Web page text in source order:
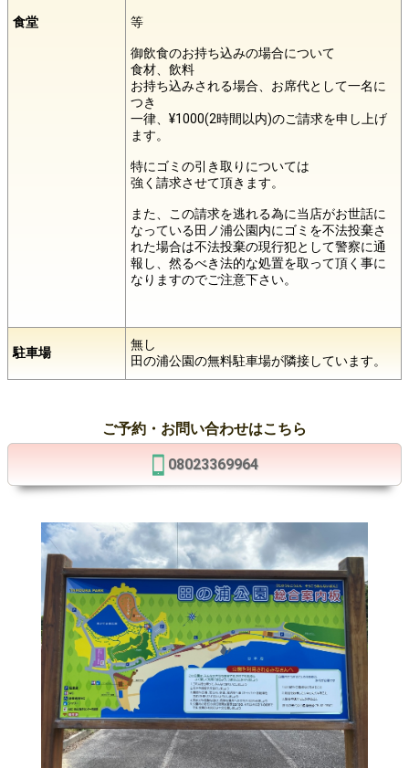
食堂 等
御飲食のお持ち込みの場合について
食材、飲料
お持ち込みされる場合、お席代として一名に
つき
一律、¥1000(2時間以内)のご請求を申し上げ
ます。
特にゴミの引き取りについては
強く請求させて頂きます。
また、この請求を逃れる為に当店がお世話に
なっている田ノ浦公園内にゴミを不法投棄さ
れた場合は不法投棄の現行犯として警察に通
報し、然るべき法的な処置を取って頂く事に
なりますのでご注意下さい。
駐車場
無し
田の浦公園の無料駐車場が隣接しています。
ご予約・お問い合わせはこちら
08023369964